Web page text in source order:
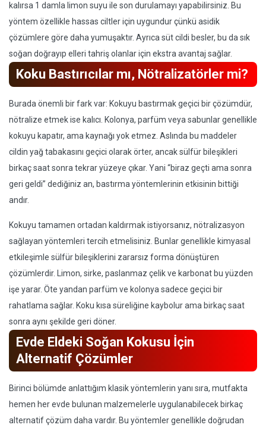
kalırsa 1 damla limon suyu ile son durulamayı yapabilirsiniz. Bu
yöntem özellikle hassas ciltler için uygundur çünkü asidik
çözümlere göre daha yumuşaktır. Ayrıca süt cildi besler, bu da sık
soğan doğrayıp elleri tahriş olanlar için ekstra avantaj sağlar.
Koku Bastırıcılar mı, Nötralizatörler mi?
Burada önemli bir fark var: Kokuyu bastırmak geçici bir çözümdür,
nötralize etmek ise kalıcı. Kolonya, parfüm veya sabunlar genellikle
kokuyu kapatır, ama kaynağı yok etmez. Aslında bu maddeler
cildin yağ tabakasını geçici olarak örter, ancak sülfür bileşikleri
birkaç saat sonra tekrar yüzeye çıkar. Yani “biraz geçti ama sonra
geri geldi” dediğiniz an, bastırma yöntemlerinin etkisinin bittiği
andır.
Kokuyu tamamen ortadan kaldırmak istiyorsanız, nötralizasyon
sağlayan yöntemleri tercih etmelisiniz. Bunlar genellikle kimyasal
etkileşimle sülfür bileşiklerini zararsız forma dönüştüren
çözümlerdir. Limon, sirke, paslanmaz çelik ve karbonat bu yüzden
işe yarar. Öte yandan parfüm ve kolonya sadece geçici bir
rahatlama sağlar. Koku kısa süreliğine kaybolur ama birkaç saat
sonra aynı şekilde geri döner.
Evde Eldeki Soğan Kokusu İçin
Alternatif Çözümler
Birinci bölümde anlattığım klasik yöntemlerin yanı sıra, mutfakta
hemen her evde bulunan malzemelerle uygulanabilecek birkaç
alternatif çözüm daha vardır. Bu yöntemler genellikle doğrudan